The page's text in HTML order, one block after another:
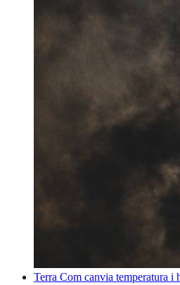
Terra Com canvia temperatura i